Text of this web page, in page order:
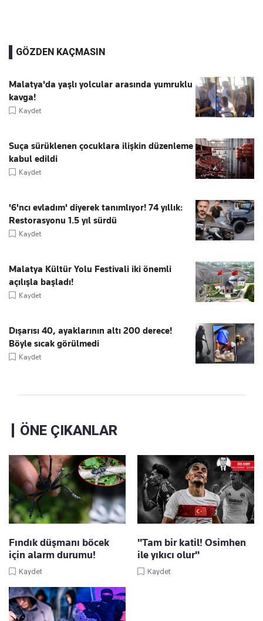
GÖZDEN KAÇMASIN
Malatya'da yaşlı yolcular arasında yumruklu
kavga!
Kaydet
Suça sürüklenen çocuklara ilişkin düzenleme
kabul edildi
Kaydet
'6'ncı evladım' diyerek tanımlıyor! 74 yıllık:
Restorasyonu 1.5 yıl sürdü
Kaydet
Malatya Kültür Yolu Festivali iki önemli
açılışla başladı!
Kaydet
Dışarısı 40, ayaklarının altı 200 derece!
Böyle sıcak görülmedi
Kaydet
ÖNE ÇIKANLAR
Fındık düşmanı böcek
için alarm durumu!
Kaydet
"Tam bir katil! Osimhen
ile yıkıcı olur"
Kaydet